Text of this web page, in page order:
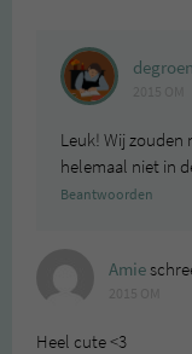
Leuk! Wij
helemaal niet in
Beantwoorden
Amie
Heel cute <3